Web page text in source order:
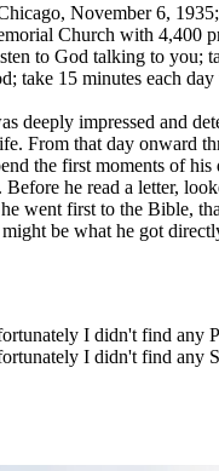
November 6,
Church with 4,400
to God talking to you;
take 15 minutes each
deeply impressed and
From that day onward
the first moments of
he read a letter,
went first to the Bible,
be what he got
I didn't find any
I didn't find any